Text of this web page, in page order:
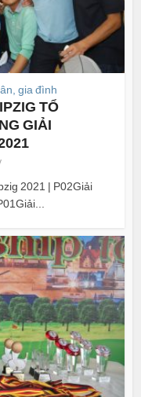
gia đình
TỔ
GIẢI
2021 | P02Giải